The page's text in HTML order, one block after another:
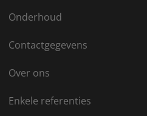
Onderhoud
Contactgegevens
Over ons
Enkele referenties